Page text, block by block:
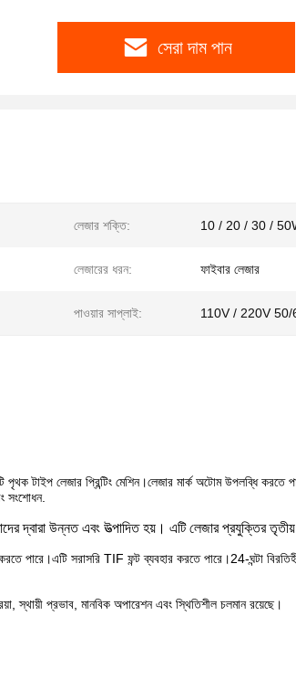
সেরা দাম পান
লেজার শক্তি: 10 / 20 / 30 /
লেজারের ধরন: ফাইবার লেজার
পাওয়ার সাপ্লাই: 110V / 220V 50/
টাইপ লেজার প্রিন্টিং মেশিন।লেজার মার্ক অটোম উপলব্ধি করতে
সংশোধন.
দ্বারা উন্নত এবং উত্পাদিত হয়। এটি লেজার প্রযুক্তির
পারে।এটি সরাসরি TIF ফন্ট ব্যবহার করতে পারে।24-ঘন্টা
স্থায়ী প্রভাব, মানবিক অপারেশন এবং স্থিতিশীল চলমান রয়েছে।